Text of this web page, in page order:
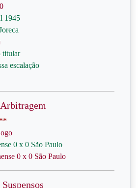
1945
titular
escalação
Arbitragem
0 x 0 São Paulo
0 x 0 São Paulo
Suspensos